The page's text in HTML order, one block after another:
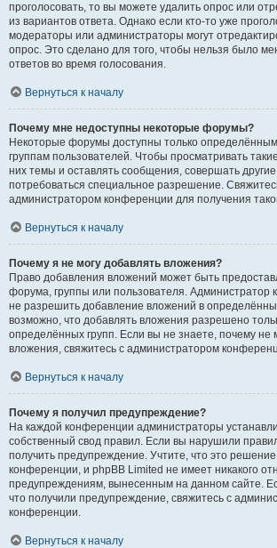
проголосовать, то вы можете удалить опрос или
из вариантов ответа. Однако если кто-то уже
модераторы или администраторы могут
опрос. Это сделано для того, чтобы нельзя было
ответов во время голосования.
Вернуться к началу
Почему мне недоступны некоторые форумы?
Некоторые форумы доступны только
группам пользователей. Чтобы просматривать
них темы и оставлять сообщения, совершать
потребоваться специальное разрешение.
администратором конференции для получения
Вернуться к началу
Почему я не могу добавлять вложения?
Право добавления вложений может быть
форума, группы или пользователя. Администратор
не разрешить добавление вложений в
возможно, что добавлять вложения разрешено
определённых групп. Если вы не знаете, почему не
вложения, свяжитесь с администратором
Вернуться к началу
Почему я получил предупреждение?
На каждой конференции администраторы
собственный свод правил. Если вы нарушили
получить предупреждение. Учтите, что это
конференции, и phpBB Limited не имеет никакого
предупреждениям, вынесенным на данном сайте.
что получили предупреждение, свяжитесь с
конференции.
Вернуться к началу